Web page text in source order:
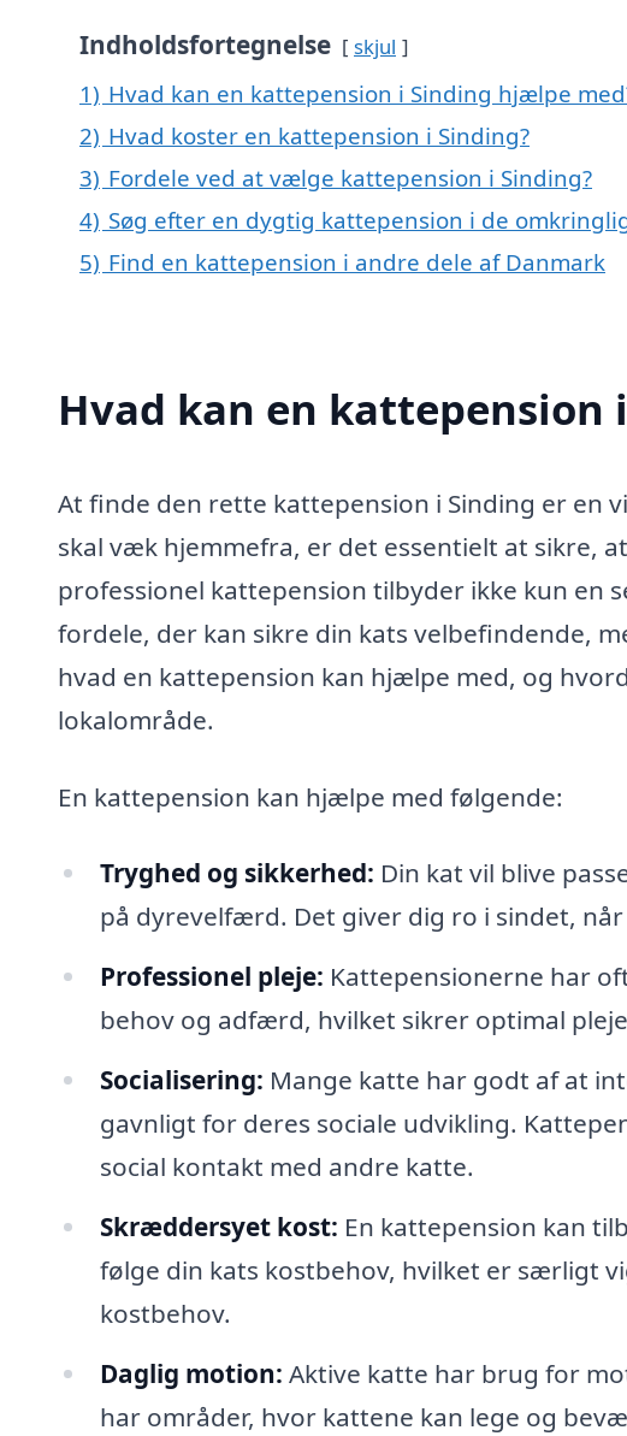
Indholdsfortegnelse skjul
1) Hvad kan en kattepension i Sinding hjælpe
2) Hvad koster en kattepension i Sinding?
3) Fordele ved at vælge kattepension i Sinding?
4) Søg efter en dygtig kattepension i de
5) Find en kattepension i andre dele af Danmark
Hvad kan en
At finde den rette kattepension i Sinding er en
skal væk hjemmefra, er det essentielt at sikre,
professionel kattepension tilbyder ikke kun en
fordele, der kan sikre din kats velbefindende,
hvad en kattepension kan hjælpe med, og
lokalområde.
En kattepension kan hjælpe med følgende:
Tryghed og sikkerhed: Din kat vil blive
på dyrevelfærd. Det giver dig ro i sindet,
Professionel pleje: Kattepensionerne har
behov og adfærd, hvilket sikrer optimal
Socialisering: Mange katte har godt af at
gavnligt for deres sociale udvikling.
social kontakt med andre katte.
Skræddersyet kost: En kattepension kan
følge din kats kostbehov, hvilket er særligt
kostbehov.
Daglig motion: Aktive katte har brug for
har områder, hvor kattene kan lege og